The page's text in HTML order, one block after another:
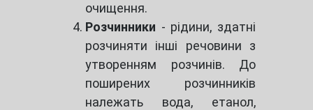
очищення.
Розчинники - рідини, здатні
розчиняти інші речовини з
утворенням розчинів. До
поширених розчинників
належать вода, етанол,